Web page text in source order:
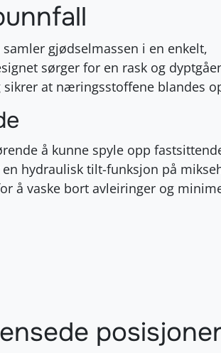
gjødselmassen i en enkelt,
sørger for en rask og
at næringsstoffene blandes
å kunne spyle opp
hydraulisk tilt-funksjon på
å vaske bort avleiringer og
posisjoner